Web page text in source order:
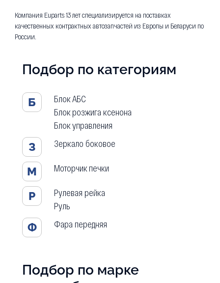
Компания Euparts 13 лет специализируется на поставках
качественных контрактных автозапчастей из Европы и Беларуси по
России.
Подбор по категориям
Б
Блок АБС
Блок розжига ксенона
Блок управления
З Зеркало боковое
М Моторчик печки
Р
Рулевая рейка
Руль
Ф Фара передняя
Подбор по марке